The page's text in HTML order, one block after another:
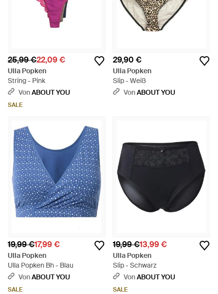
25,99 €22,09 €
Ulla Popken
String - Pink
VonABOUT YOU
SALE
29,90 €
Ulla Popken
Slip - Weiß
VonABOUT YOU
19,99 €17,99 €
Ulla Popken
Ulla Popken Bh - Blau
VonABOUT YOU
SALE
19,99 €13,99 €
Ulla Popken
Slip - Schwarz
VonABOUT YOU
SALE